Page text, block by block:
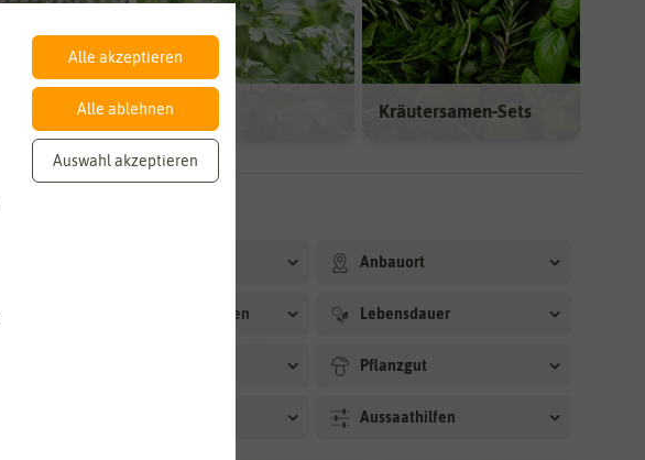
Koriander Kräutersamen-Sets
Anbauort
Standortbedingungen Lebensdauer
Pflanzgut
Aussaathilfen
Alle akzeptieren
Alle ablehnen
Auswahl akzeptieren